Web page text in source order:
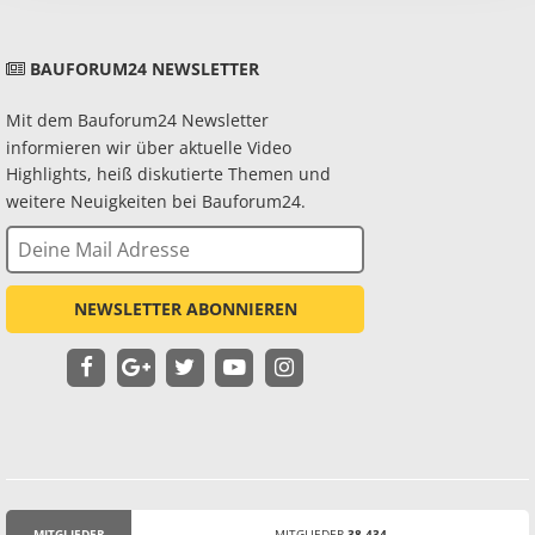
BAUFORUM24 NEWSLETTER
Mit dem Bauforum24 Newsletter
informieren wir über aktuelle Video
Highlights, heiß diskutierte Themen und
weitere Neuigkeiten bei Bauforum24.
NEWSLETTER ABONNIEREN